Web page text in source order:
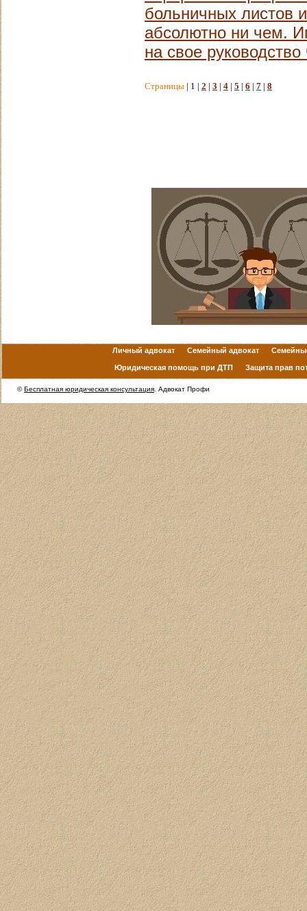
больничных листов
абсолютно ни чем.
на свое руководство
Страницы | 1 | 2 | 3 | 4 | 5 | 6 | 7 | 8
Личный адвокат Семейный адвокат
Юридическая помощь при ДТП Защита прав
©Бесплатная юридическая консультация . Адвокат Профи